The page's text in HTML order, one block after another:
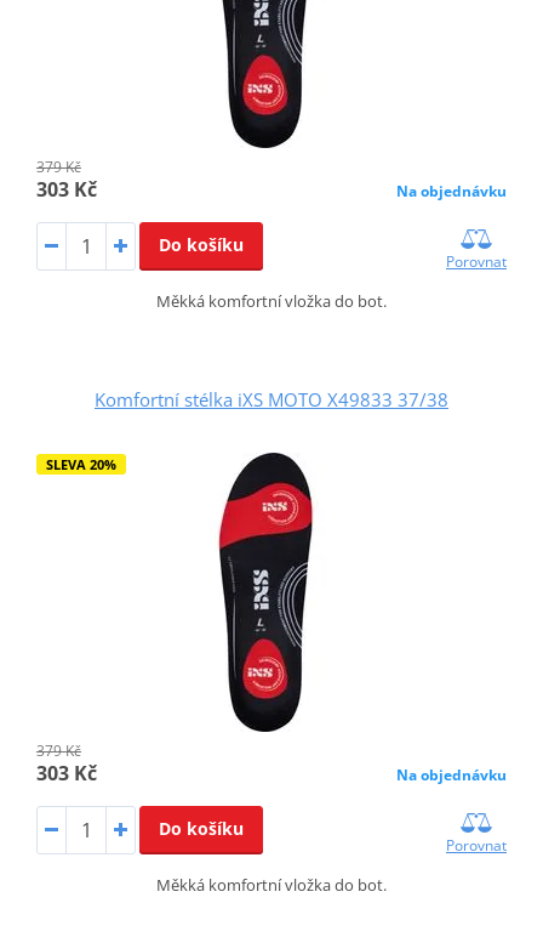
379 Kč
303 Kč Na objednávku
Do košíku
Porovnat
Měkká komfortní vložka do bot.
Komfortní stélka iXS MOTO X49833 37/38
SLEVA 20%
379 Kč
303 Kč Na objednávku
Do košíku
Porovnat
Měkká komfortní vložka do bot.